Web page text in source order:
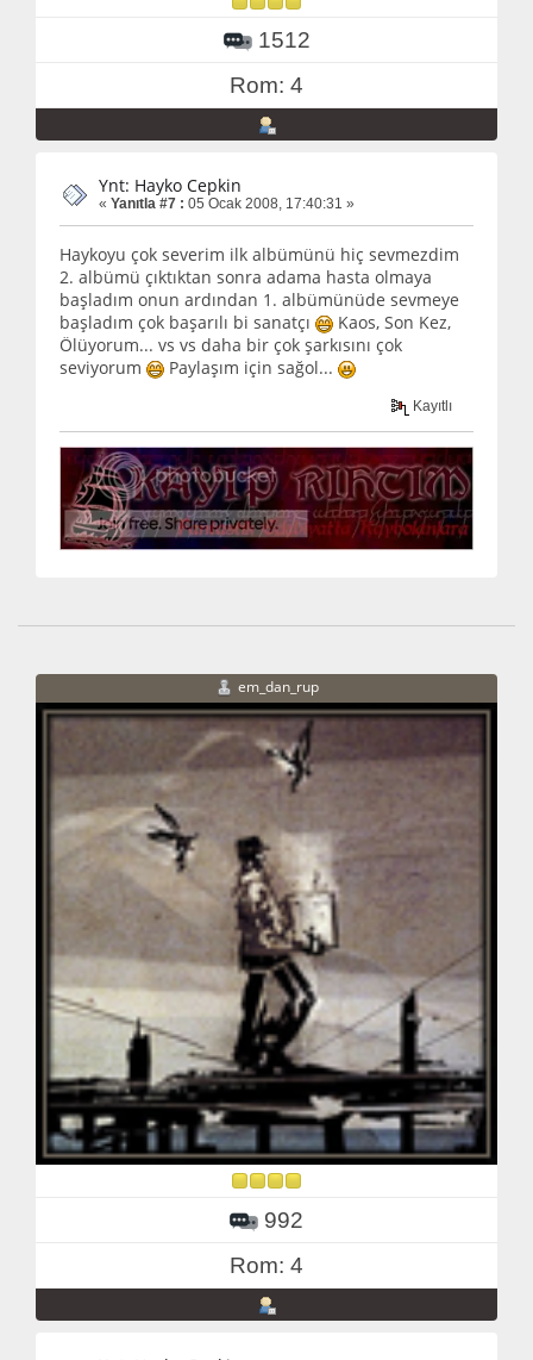
1512
Rom: 4
Ynt: Hayko Cepkin
« Yanıtla #7 : 05 Ocak 2008, 17:40:31 »
Haykoyu çok severim ilk albümünü hiç sevmezdim
2. albümü çıktıktan sonra adama hasta olmaya
başladım onun ardından 1. albümünüde sevmeye
başladım çok başarılı bi sanatçı
Kaos, Son Kez,
Ölüyorum... vs vs daha bir çok şarkısını çok
seviyorum
Paylaşım için sağol...
Kayıtlı
em_dan_rup
992
Rom: 4